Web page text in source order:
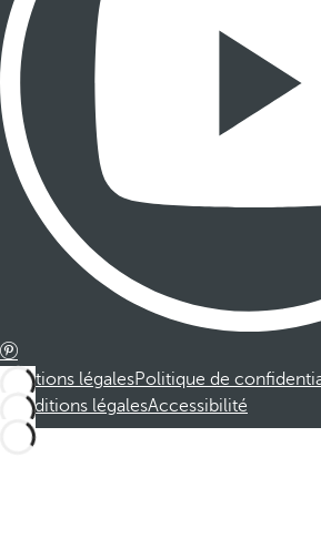
Mentions légalesPolitique de
Conditions légalesAccessibilité